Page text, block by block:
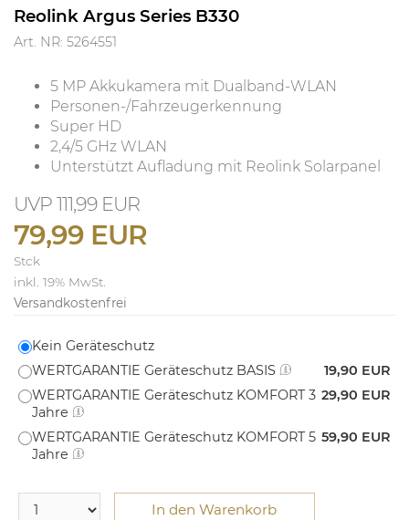
Reolink Argus Series B330
Art. NR: 5264551
5 MP Akkukamera mit Dualband-WLAN
Personen-/Fahrzeugerkennung
Super HD
2,4/5 GHz WLAN
Unterstützt Aufladung mit Reolink Solarpanel
111,99 EUR
79,99 EUR
Stck
inkl. 19% MwSt.
Versandkostenfrei
Kein Geräteschutz
WERTGARANTIE Geräteschutz BASIS
19,90 EUR
WERTGARANTIE Geräteschutz KOMFORT 3
Jahre
29,90 EUR
WERTGARANTIE Geräteschutz KOMFORT 5
Jahre
59,90 EUR
In den Warenkorb